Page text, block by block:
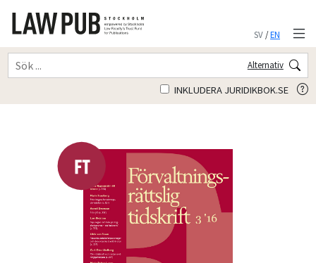
SV/EN
Alternativ
INKLUDERA JURIDIKBOK.SE